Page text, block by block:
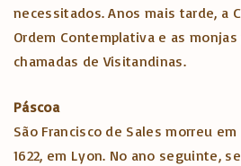
necessitados. Anos mais tarde, a
Ordem Contemplativa e as monjas
chamadas de Visitandinas.
Páscoa
São Francisco de Sales morreu
1622, em Lyon. No ano seguinte,